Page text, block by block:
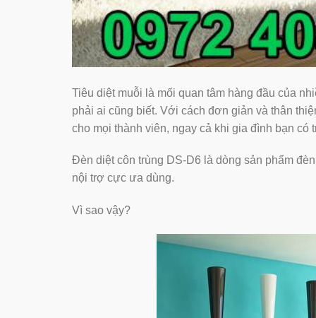
Tiêu diệt muỗi là mối quan tâm hàng đầu của
phải ai cũng biết. Với cách đơn giản và thân
cho mọi thành viên, ngay cả khi gia đình bạn có
Đèn diệt côn trùng DS-D6 là dòng sản phẩm
nội trợ cực ưa dùng.
Vì sao vậy?